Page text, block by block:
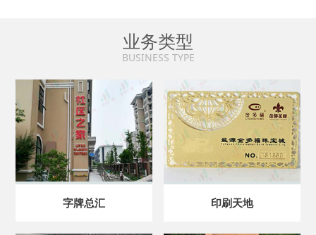
业务类型
BUSINESS TYPE
字牌总汇 印刷天地